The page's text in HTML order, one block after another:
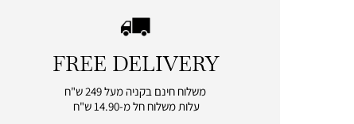
|
free
delivery
|
FREE DELIVERY
משלוח חינם בקניה מעל 249 ש"ח
עלות משלוח חל מ-14.90 ש"ח